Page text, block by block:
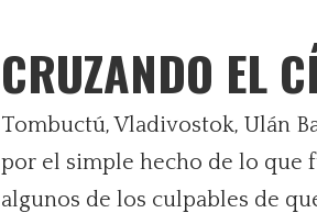
CRUZANDO EL
Tombuctú, Vladivostok, Ulán
por el simple hecho de lo que
algunos de los culpables de